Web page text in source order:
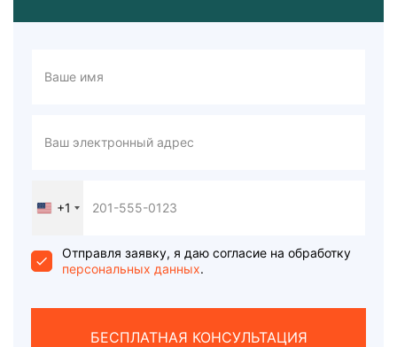
United
+1
+1
Отправля заявку, я даю согласие на обработку
персональных данных.
БЕСПЛАТНАЯ КОНСУЛЬТАЦИЯ